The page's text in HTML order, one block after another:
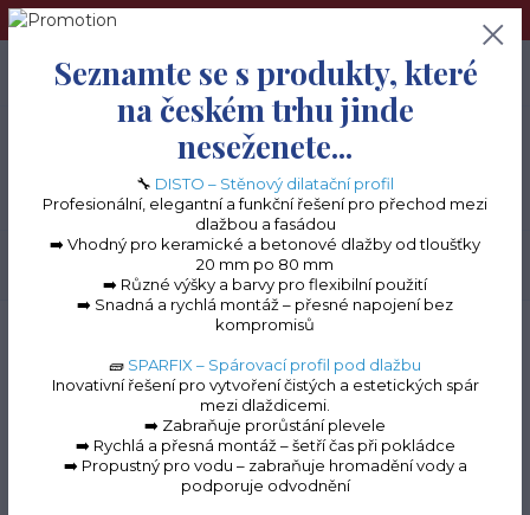
➢Terče pod dlažbu naleznete na e-shopu www.terceshop.cz!➢
+420 605 740 744
0
0 Kč
Terasové profily na terče Terasové profily "C" k terčům
Terasový ukončovací
profil "C" 110 mm (šedá
RAL 7001)
Seznamte se s produkty, které
na českém trhu jinde
neseženete...
🔧 DISTO – Stěnový dilatační profil
Profesionální, elegantní a funkční řešení pro přechod mezi
dlažbou a fasádou
➡️ Vhodný pro keramické a betonové dlažby od tloušťky
20 mm po 80 mm
➡️ Různé výšky a barvy pro flexibilní použití
➡️ Snadná a rychlá montáž – přesné napojení bez
kompromisů
🧱 SPARFIX – Spárovací profil pod dlažbu
Inovativní řešení pro vytvoření čistých a estetických spár
mezi dlaždicemi.
➡️ Zabraňuje prorůstání plevele
➡️ Rychlá a přesná montáž – šetří čas při pokládce
➡️ Propustný pro vodu – zabraňuje hromadění vody a
podporuje odvodnění